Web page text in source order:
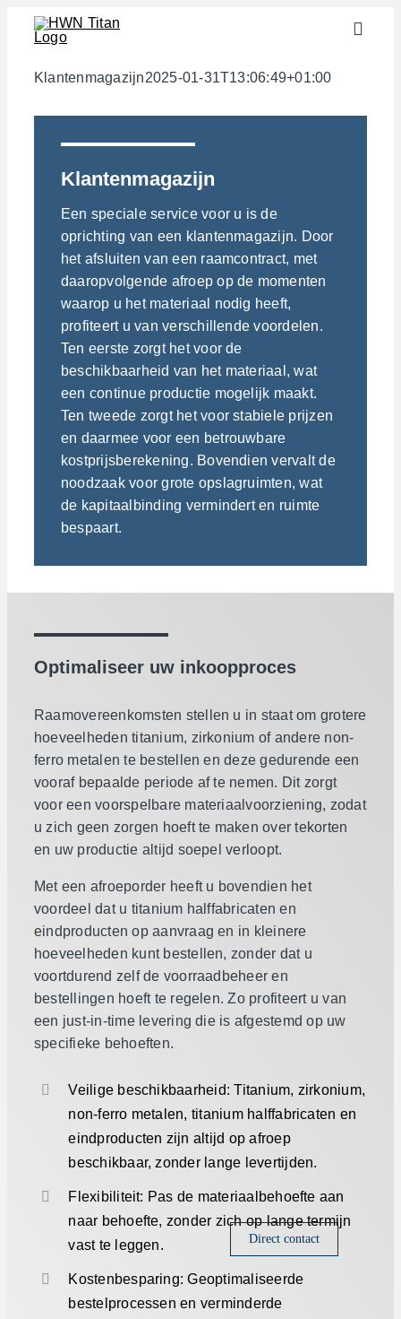
Skip
Toggle
Sectoren
Halffabricaten
Materialen
Services
Downloads
Over ons
Gewichtscalculator
Direct contact
Klantenmagazijn2025-01-31T13:06:49+01:00
Klantenmagazijn
Een speciale service voor u is de
oprichting van een klantenmagazijn. Door
het afsluiten van een raamcontract, met
daaropvolgende afroep op de momenten
waarop u het materiaal nodig heeft,
profiteert u van verschillende voordelen.
Ten eerste zorgt het voor de
beschikbaarheid van het materiaal, wat
een continue productie mogelijk maakt.
Ten tweede zorgt het voor stabiele prijzen
en daarmee voor een betrouwbare
kostprijsberekening. Bovendien vervalt de
noodzaak voor grote opslagruimten, wat
de kapitaalbinding vermindert en ruimte
bespaart.
Optimaliseer uw inkoopproces
Raamovereenkomsten stellen u in staat om grotere
hoeveelheden titanium, zirkonium of andere non-
ferro metalen te bestellen en deze gedurende een
vooraf bepaalde periode af te nemen. Dit zorgt
voor een voorspelbare materiaalvoorziening, zodat
u zich geen zorgen hoeft te maken over tekorten
en uw productie altijd soepel verloopt.
Met een afroeporder heeft u bovendien het
voordeel dat u titanium halffabricaten en
eindproducten op aanvraag en in kleinere
hoeveelheden kunt bestellen, zonder dat u
voortdurend zelf de voorraadbeheer en
bestellingen hoeft te regelen. Zo profiteert u van
een just-in-time levering die is afgestemd op uw
specifieke behoeften.
Veilige beschikbaarheid: Titanium, zirkonium,
non-ferro metalen, titanium halffabricaten en
eindproducten zijn altijd op afroep
beschikbaar, zonder lange levertijden.
Flexibiliteit: Pas de materiaalbehoefte aan
naar behoefte, zonder zich op lange termijn
vast te leggen.
Kostenbesparing: Geoptimaliseerde
bestelprocessen en verminderde